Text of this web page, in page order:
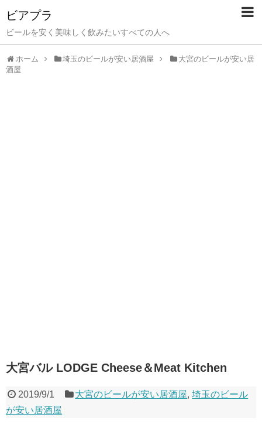
ビアプラ
ビールを安く美味しく飲みたいすべての人へ
ホーム 埼玉のビールが安い居酒屋
大宮のビールが安い居
酒屋
大宮バル LODGE Cheese＆Meat Kitchen
2019/9/1 大宮のビールが安い居酒屋,埼玉のビール
が安い居酒屋